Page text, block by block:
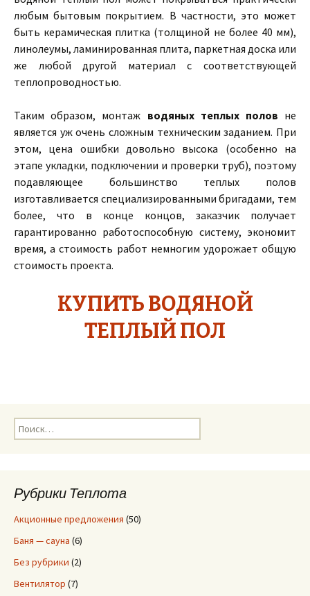
любым бытовым покрытием. В частности, это может
быть керамическая плитка (толщиной не более 40 мм),
линолеумы, ламинированная плита, паркетная доска или
же любой другой материал с соответствующей
теплопроводностью.
Таким образом, монтаж водяных теплых полов не
является уж очень сложным техническим заданием. При
этом, цена ошибки довольно высока (особенно на
этапе укладки, подключении и проверки труб), поэтому
подавляющее большинство теплых полов
изготавливается специализированными бригадами, тем
более, что в конце концов, заказчик получает
гарантированно работоспособную систему, экономит
время, а стоимость работ немногим удорожает общую
стоимость проекта.
КУПИТЬ ВОДЯНОЙ
ТЕПЛЫЙ ПОЛ
Н
а
:Рубрики Теплота
Акционные предложения (50)
Баня — сауна (6)
Без рубрики (2)
Вентилятор (7)